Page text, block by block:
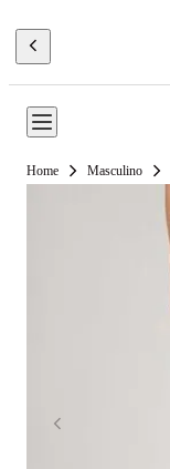
Masculino